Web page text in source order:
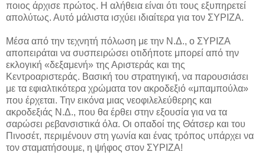
ποιος άρχισε πρώτος. Η αλήθεια είναι ότι τους εξυπηρετεί
απολύτως. Αυτό μάλιστα ισχύει ιδιαίτερα για τον ΣΥΡΙΖΑ.
Μέσα από την τεχνητή πόλωση με την Ν.Δ., ο ΣΥΡΙΖΑ
αποπειράται να συσπειρώσει οτιδήποτε μπορεί από την
εκλογική «δεξαμενή» της Αριστεράς και της
Κεντροαριστεράς. Βασική του στρατηγική, να παρουσιάσει
με τα εφιαλτικότερα χρώματα τον ακροδεξιό «μπαμπούλα»
που έρχεται. Την εικόνα μιας νεοφιλελεύθερης και
ακροδεξιάς Ν.Δ., που θα έρθει στην εξουσία για να τα
σαρώσει ρεβανσιστικά όλα. Οι οπαδοί της Θάτσερ και του
Πινοσέτ, περιμένουν στη γωνία και ένας τρόπος υπάρχει να
τον σταματήσουμε, η ψήφος στον ΣΥΡΙΖΑ!